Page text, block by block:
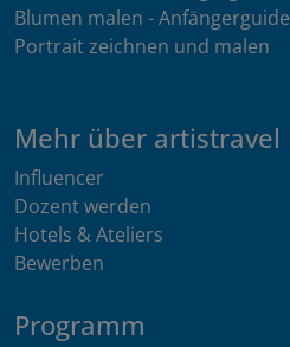
Blumen malen - Anfängerguide
Portrait zeichnen und malen
Mehr über artistravel
Influencer
Dozent werden
Hotels & Ateliers
Bewerben
Programm